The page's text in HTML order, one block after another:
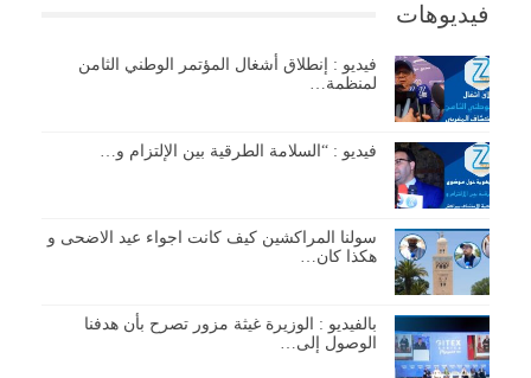
فيديوهات
فيديو : إنطلاق أشغال المؤتمر الوطني الثامن
لمنظمة…
فيديو : “السلامة الطرقية بين الإلتزام و…
سولنا المراكشين كيف كانت اجواء عيد الاضحى و
هكذا كان…
بالفيديو : الوزيرة غيثة مزور تصرح بأن هدفنا
الوصول إلى…